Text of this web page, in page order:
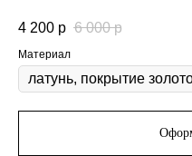
4 200 р 6 000 р
Материал